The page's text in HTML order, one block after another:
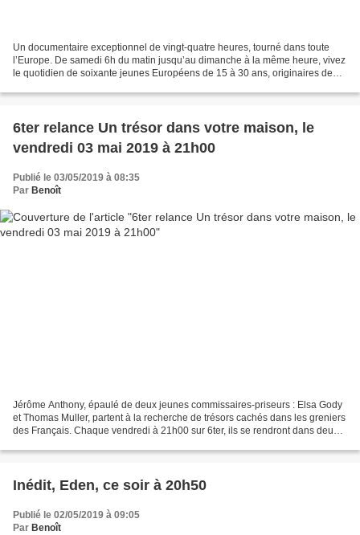
Un documentaire exceptionnel de vingt-quatre heures, tourné dans toute
l’Europe. De samedi 6h du matin jusqu’au dimanche à la même heure, vivez
le quotidien de soixante jeunes Européens de 15 à 30 ans, originaires de
6ter relance Un trésor dans votre maison, le
vendredi 03 mai 2019 à 21h00
Publié le 03/05/2019 à 08:35
Par Benoît
Jérôme Anthony, épaulé de deux jeunes commissaires-priseurs : Elsa Gody
et Thomas Muller, partent à la recherche de trésors cachés dans les greniers
des Français. Chaque vendredi à 21h00 sur 6ter, ils se rendront dans deux
Inédit, Eden, ce soir à 20h50
Publié le 02/05/2019 à 09:05
Par Benoît